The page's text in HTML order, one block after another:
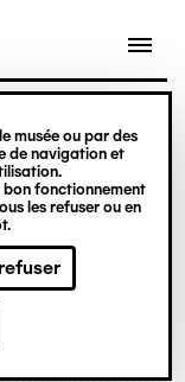
musée ou par des
de navigation et
bon fonctionnement
les refuser ou en